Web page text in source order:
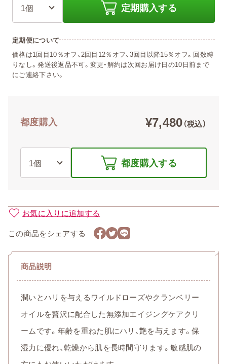
お気に入りに追加する
この商品をシェアする
商品説明
潤いとハリを与えるワイルドローズやクランベリー
オイルを贅沢に配合した無添加エイジングケアクリ
ームです。年齢を重ねた肌にハリ、艶を与えます。保
湿力に優れ、乾燥から肌を長時間守ります。敏感肌の
定期購入する
定期便について
価格は1回目10％オフ、2回目12％オフ、3回目以降15％オフ。回数縛
りなし。発送後返品不可。変更・解約は次回お届け日の10日前まで
にご連絡下さい。
都度購入 ¥7,480（税込）
都度購入する